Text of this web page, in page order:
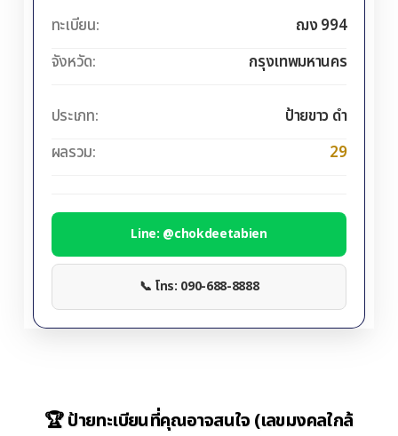
ทะเบียน:
ฌง 994
จังหวัด:
กรุงเทพมหานคร
ประเภท:
ป้ายขาว ดำ
ผลรวม:
29
Line: @chokdeetabien
📞 โทร: 090-688-8888
🏆 ป้ายทะเบียนที่คุณอาจสนใจ (เลขมงคลใกล้